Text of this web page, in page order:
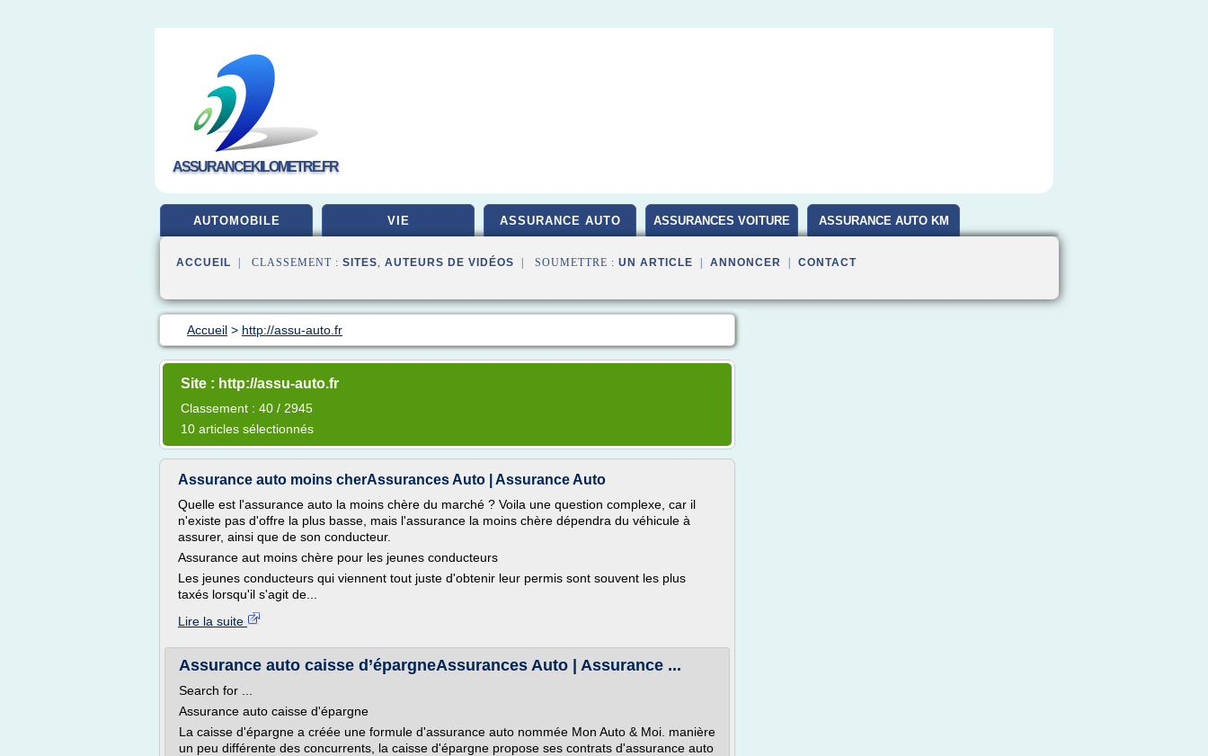
ASSURANCEKILOMETRE.FR
AUTOMOBILE VIE ASSURANCE AUTO ASSURANCES VOITURE ASSURANCE AUTO KM
ACCUEIL | CLASSEMENT : SITES, AUTEURS DE VIDÉOS | SOUMETTRE : UN ARTICLE ANNONCER CONTACT
Accueil > http://assu-auto.fr
Site : http://assu-auto.fr
Classement : 40 / 2945
10 articles sélectionnés
Assurance auto moins cherAssurances Auto | Assurance Auto
Quelle est l'assurance auto la moins chère du marché ? Voila une question complexe, car il
n'existe pas d'offre la plus basse, mais l'assurance la moins chère dépendra du véhicule à
assurer, ainsi que de son conducteur.
Assurance aut moins chère pour les jeunes conducteurs
Les jeunes conducteurs qui viennent tout juste d'obtenir leur permis sont souvent les plus
taxés lorsqu'il s'agit de...
Lire la suite
Assurance auto caisse d’épargneAssurances Auto | Assurance ...
Search for ...
Assurance auto caisse d'épargne
La caisse d'épargne a créée une formule d'assurance auto nommée Mon Auto & Moi. manière
un peu différente des concurrents, la caisse d'épargne propose ses contrats d'assurance auto